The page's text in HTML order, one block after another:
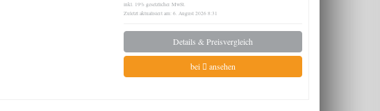
inkl. 19% gesetzlicher MwSt.
Zuletzt aktualisiert am: 6. August 2026 8:31
Details & Preisvergleich
bei ansehen